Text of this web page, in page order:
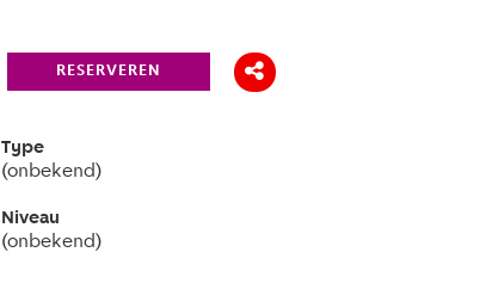
RESERVEREN
Type
(onbekend)
Niveau
(onbekend)